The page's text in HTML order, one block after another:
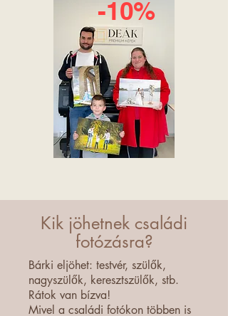
-10%
Kik jöhetnek családi
fotózásra?
Bárki eljöhet: testvér, szülők,
nagyszülők, keresztszülők, stb.
Rátok van bízva!
Mivel a családi fotókon többen is